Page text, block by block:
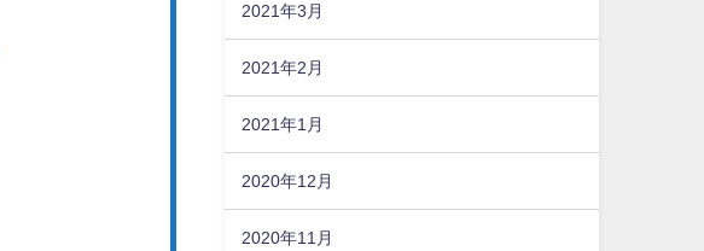
2021年3月
2021年2月
2021年1月
2020年12月
2020年11月